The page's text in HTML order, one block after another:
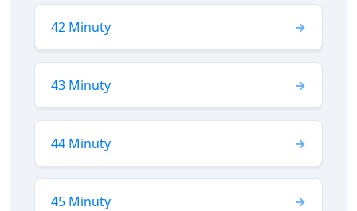
42 Minuty
43 Minuty
44 Minuty
45 Minuty